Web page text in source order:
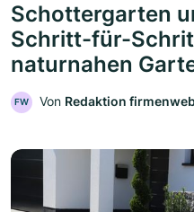
Schottergarten
Schritt-für-
naturnahen
FW Von Redaktion